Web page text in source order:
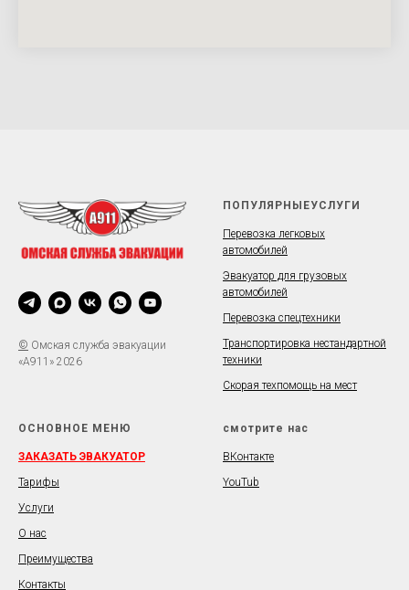
© Омская служба эвакуации
«А911» 2026
ПОПУЛЯРНЫЕУСЛУГИ
Перевозка легковых
автомобилей
Эвакуатор для грузовых
автомобилей
Перевозка спецтехники
Транспортировка нестандартной
техники
Скорая техпомощь на мест
ОСНОВНОЕ МЕНЮ
ЗАКАЗАТЬ ЭВАКУАТОР
Тарифы
Услуги
О нас
Преимущества
Контакты
смотрите нас
ВКонтакте
YouTub